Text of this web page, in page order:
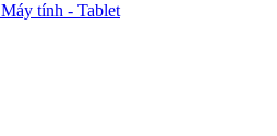
Máy tính - Tablet